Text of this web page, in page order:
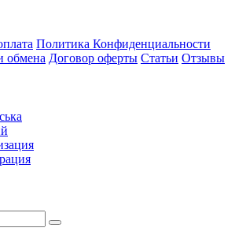
Политика Конфиденциальности
обмена Договор оферты Статьи Отзывы